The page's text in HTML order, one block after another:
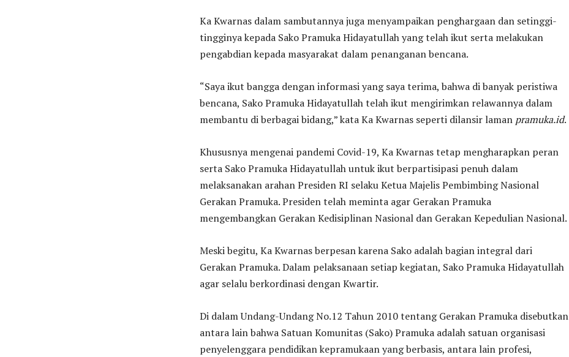
Ka Kwarnas dalam sambutannya juga menyampaikan penghargaan dan setinggi-
tingginya kepada Sako Pramuka Hidayatullah yang telah ikut serta melakukan
pengabdian kepada masyarakat dalam penanganan bencana.
“Saya ikut bangga dengan informasi yang saya terima, bahwa di banyak peristiwa
bencana, Sako Pramuka Hidayatullah telah ikut mengirimkan relawannya dalam
membantu di berbagai bidang,” kata Ka Kwarnas seperti dilansir laman pramuka.id.
Khususnya mengenai pandemi Covid-19, Ka Kwarnas tetap mengharapkan peran
serta Sako Pramuka Hidayatullah untuk ikut berpartisipasi penuh dalam
melaksanakan arahan Presiden RI selaku Ketua Majelis Pembimbing Nasional
Gerakan Pramuka. Presiden telah meminta agar Gerakan Pramuka
mengembangkan Gerakan Kedisiplinan Nasional dan Gerakan Kepedulian Nasional.
Meski begitu, Ka Kwarnas berpesan karena Sako adalah bagian integral dari
Gerakan Pramuka. Dalam pelaksanaan setiap kegiatan, Sako Pramuka Hidayatullah
agar selalu berkordinasi dengan Kwartir.
Di dalam Undang-Undang No.12 Tahun 2010 tentang Gerakan Pramuka disebutkan
antara lain bahwa Satuan Komunitas (Sako) Pramuka adalah satuan organisasi
penyelenggara pendidikan kepramukaan yang berbasis, antara lain profesi,